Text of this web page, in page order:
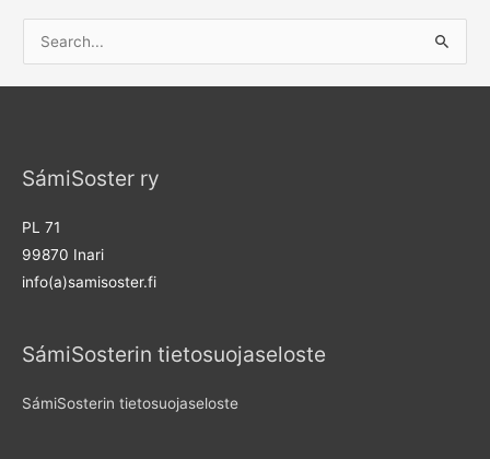
e
a
h
o
SámiSoster ry
PL 71
99870 Inari
info(a)samisoster.fi
SámiSosterin tietosuojaseloste
SámiSosterin tietosuojaseloste